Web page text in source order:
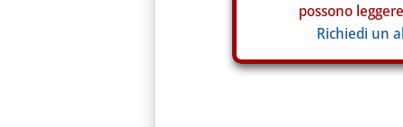
possono
Richiedi un